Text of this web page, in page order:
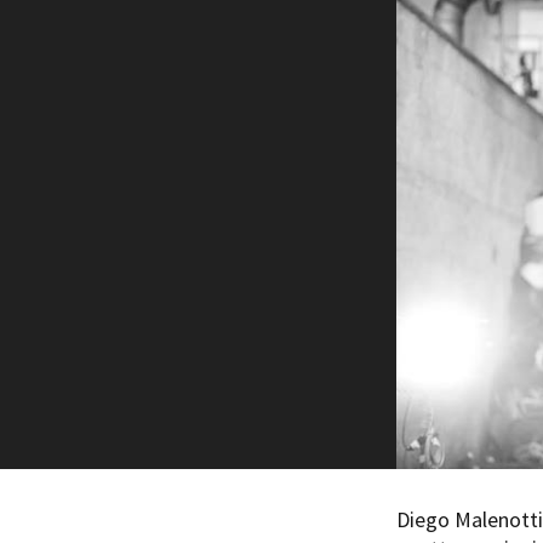
Rete regionale
Bilancio sociale
Amministrazione
FILM FUNDS
Piemonte Film Tv Fund
Piemonte Film Tv
Short Film Fund
Diego